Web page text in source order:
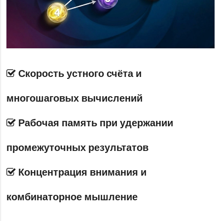
Скорость устного счёта и
многошаговых вычислений
Рабочая память при удержании
промежуточных результатов
Концентрация внимания и
комбинаторное мышление